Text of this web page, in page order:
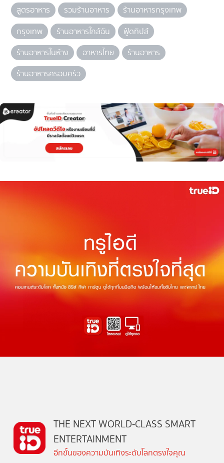
สูตรอาหาร รวมร้านอาหาร
ร้านอาหารกรุงเทพ
กรุงเทพ
ร้านอาหารใกล้ฉัน
ฟู้ดทิปส์
ร้านอาหารในห้าง
อาหารไทย
ร้านอาหาร
ร้านอาหารครอบครัว
THE NEXT WORLD-CLASS SMART
ENTERTAINMENT
อีกขั้นของความบันเทิงระดับโลกตรงใจคุณ